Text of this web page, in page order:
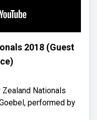
2018 (Guest
Nationals
performed by